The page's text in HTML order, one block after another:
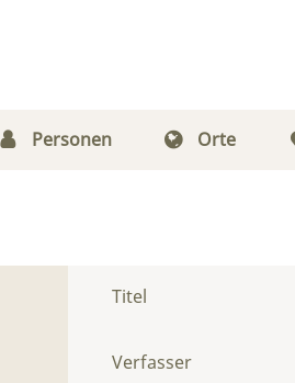
Personen Orte
Titel
Verfasser